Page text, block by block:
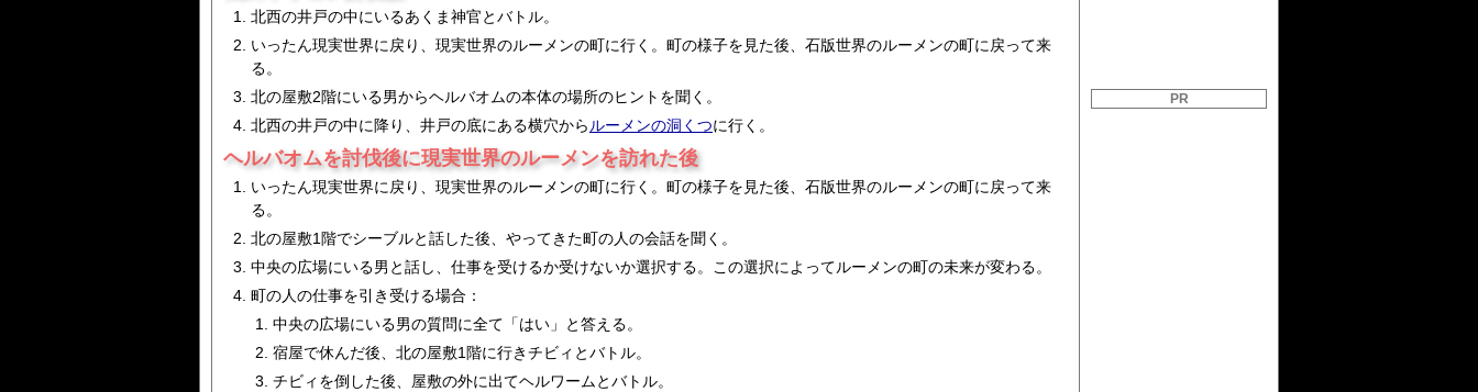
北西の井戸の中にいるあくま神官とバトル。
いったん現実世界に戻り、現実世界のルーメンの町に行く。町の様子を見た後、石版世界のルーメンの町に戻って来
る。
北の屋敷2階にいる男からヘルバオムの本体の場所のヒントを聞く。
北西の井戸の中に降り、井戸の底にある横穴から ルーメンの洞くつに行く。
ヘルバオムを討伐後に現実世界のルーメンを訪れた後
いったん現実世界に戻り、現実世界のルーメンの町に行く。町の様子を見た後、石版世界のルーメンの町に戻って来
る。
北の屋敷1階でシーブルと話した後、やってきた町の人の会話を聞く。
中央の広場にいる男と話し、仕事を受けるか受けないか選択する。この選択によってルーメンの町の未来が変わる。
町の人の仕事を引き受ける場合：
中央の広場にいる男の質問に全て「はい」と答える。
宿屋で休んだ後、北の屋敷1階に行きチビィとバトル。
チビィを倒した後、屋敷の外に出てヘルワームとバトル。
PR